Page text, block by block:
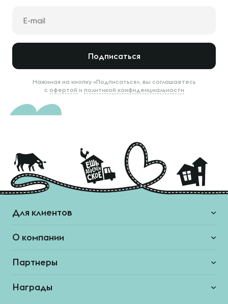
Подписаться
Нажимая на кнопку «Подписаться», вы соглашаетесь
с офертой и политикой конфиденциальности
Для клиентов
О компании
Партнеры
Награды